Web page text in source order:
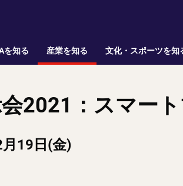
を知る 産業を知る 文化・スポーツを知
2021：スマー
19日(金)